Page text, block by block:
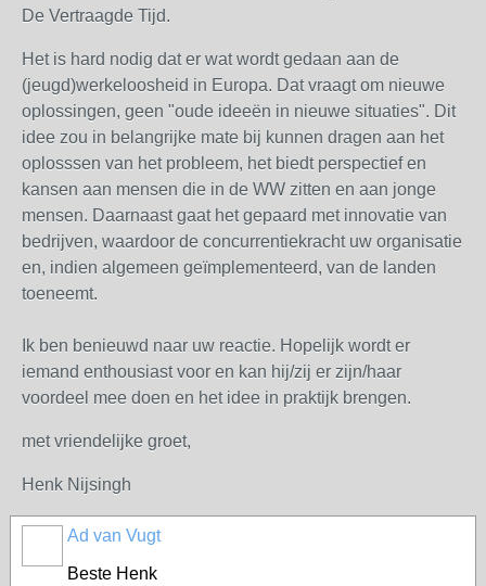
De Vertraagde Tijd.
Het is hard nodig dat er wat wordt gedaan aan de
(jeugd)werkeloosheid in Europa. Dat vraagt om nieuwe
oplossingen, geen "oude ideeën in nieuwe situaties". Dit
idee zou in belangrijke mate bij kunnen dragen aan het
oplosssen van het probleem, het biedt perspectief en
kansen aan mensen die in de WW zitten en aan jonge
mensen. Daarnaast gaat het gepaard met innovatie van
bedrijven, waardoor de concurrentiekracht uw organisatie
en, indien algemeen geïmplementeerd, van de landen
toeneemt.
Ik ben benieuwd naar uw reactie. Hopelijk wordt er
iemand enthousiast voor en kan hij/zij er zijn/haar
voordeel mee doen en het idee in praktijk brengen.
met vriendelijke groet,
Henk Nijsingh
Ad van Vugt
Beste Henk